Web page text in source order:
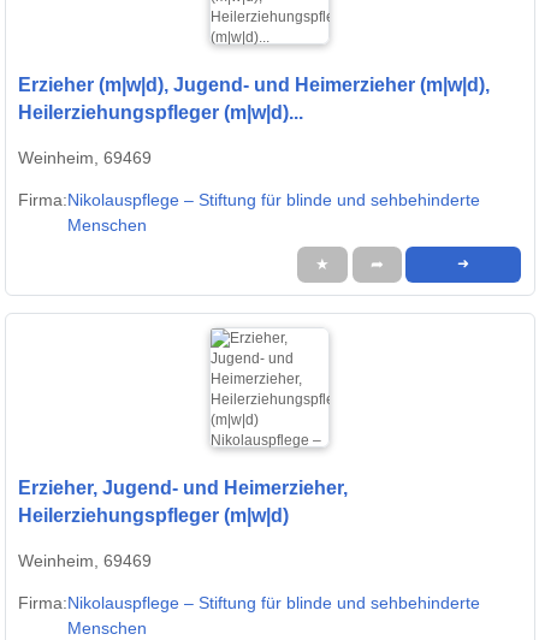
Erzieher (m|w|d), Jugend- und Heimerzieher (m|w|d),
Heilerziehungspfleger (m|w|d)...
Weinheim, 69469
Firma:Nikolauspflege – Stiftung für blinde und sehbehinderte
Menschen
★ ➦ ➜
Erzieher, Jugend- und Heimerzieher,
Heilerziehungspfleger (m|w|d)
Weinheim, 69469
Firma:Nikolauspflege – Stiftung für blinde und sehbehinderte
Menschen